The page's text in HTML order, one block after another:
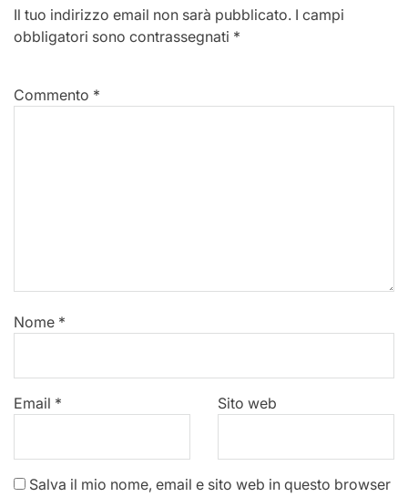
Il tuo indirizzo email non sarà pubblicato. I campi
obbligatori sono contrassegnati *
Commento *
Nome *
Email * Sito web
Salva il mio nome, email e sito web in questo browser